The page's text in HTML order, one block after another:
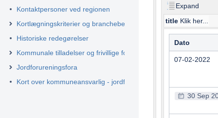
Kontaktpersoner ved regionen
Kortlægningskriterier og branchebeskrivelser
Historiske redegørelser
Kommunale tilladelser og frivillige forureningstiltag
Jordforureningsfora
Kort over kommuneansvarlig - jordforurening
Expand
title Klik her...
Dato
07-02-2022
30 Sep